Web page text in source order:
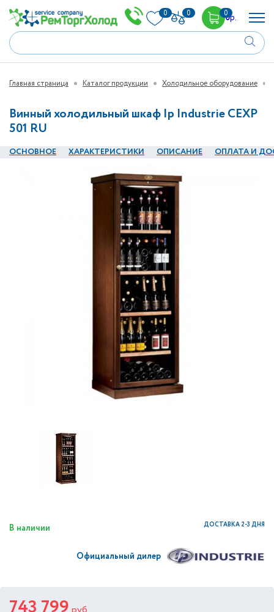
0 0 00р.
Главная страница Каталог продукции Холодильное оборудование
Винный холодильный шкаф Ip Industrie CEXP
501 RU
ОСНОВНОЕ ХАРАКТЕРИСТИКИ ОПИСАНИЕ ОПЛАТА И
В наличии ДОСТАВКА 2-3 ДНЯ
Официальный дилер